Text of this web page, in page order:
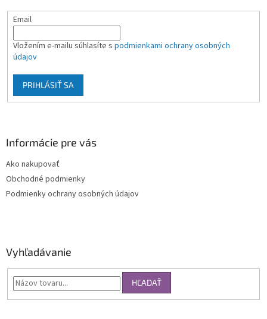
Email
Vložením e-mailu súhlasíte s podmienkami ochrany osobných
údajov
PRIHLÁSIŤ SA
Informácie pre vás
Ako nakupovať
Obchodné podmienky
Podmienky ochrany osobných údajov
Vyhľadávanie
HĽADAŤ